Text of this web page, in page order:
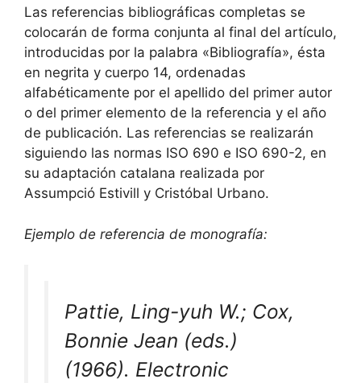
Las referencias bibliográficas completas se
colocarán de forma conjunta al final del artículo,
introducidas por la palabra «Bibliografía», ésta
en negrita y cuerpo 14, ordenadas
alfabéticamente por el apellido del primer autor
o del primer elemento de la referencia y el año
de publicación. Las referencias se realizarán
siguiendo las normas ISO 690 e ISO 690-2, en
su adaptación catalana realizada por
Assumpció Estivill y Cristóbal Urbano.
Ejemplo de referencia de monografía:
Pattie, Ling-yuh W.; Cox,
Bonnie Jean (eds.)
(1966). Electronic